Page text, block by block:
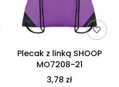
Plecak z linką SHOOP
MO7208-21
3,78 zł